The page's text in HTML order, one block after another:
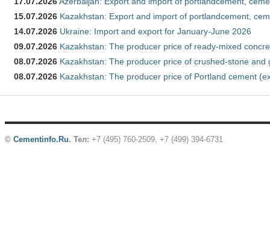
15.07.2026 Kazakhstan: Export and import of portlandcement,
14.07.2026 Ukraine: Import and export for January-June 2026
09.07.2026 Kazakhstan: The producer price of ready-mixed
08.07.2026 Kazakhstan: The producer price of crushed-stone and
08.07.2026 Kazakhstan: The producer price of Portland cement
© Cementinfo.Ru. Тел: +7 (495) 760-2509, +7 (499) 394-6731